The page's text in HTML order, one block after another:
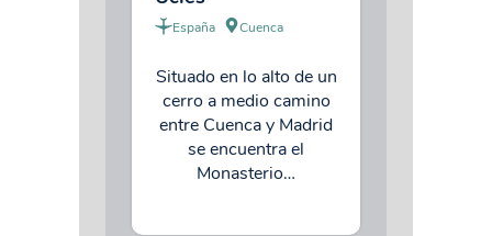
España Cuenca
Situado en lo alto de un
cerro a medio camino
entre Cuenca y Madrid
se encuentra el
Monasterio…